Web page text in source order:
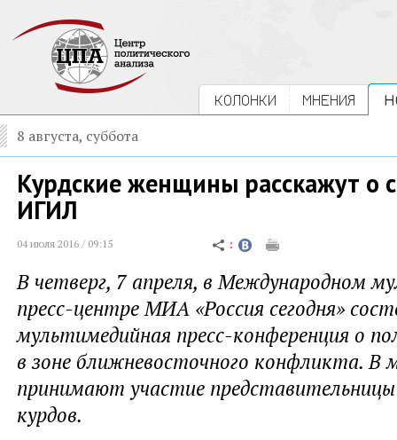
КОЛОНКИ МНЕНИЯ
8 августа, суббота
Курдские женщины расскажут о
ИГИЛ
04 июля 2016 / 09:15
В четверг, 7 апреля, в Международном
пресс-центре МИА «Россия сегодня»
мультимедийная пресс-конференция о
в зоне ближневосточного конфликта. В
принимают участие
курдов.